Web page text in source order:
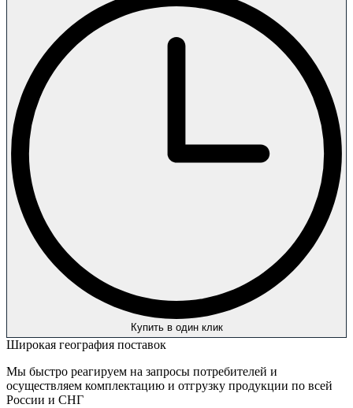
Купить в один клик
Широкая география поставок
Мы быстро реагируем на запросы потребителей и
осуществляем комплектацию и отгрузку продукции по всей
России и СНГ